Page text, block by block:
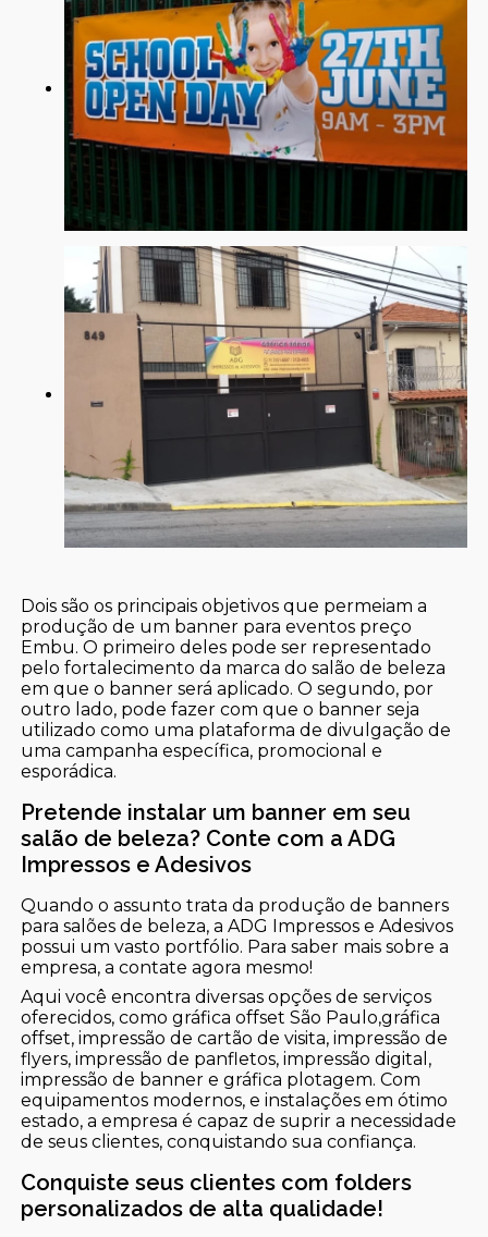
Dois são os principais objetivos que permeiam a
produção de um banner para eventos preço
Embu. O primeiro deles pode ser representado
pelo fortalecimento da marca do salão de beleza
em que o banner será aplicado. O segundo, por
outro lado, pode fazer com que o banner seja
utilizado como uma plataforma de divulgação de
uma campanha específica, promocional e
esporádica.
Pretende instalar um banner em seu
salão de beleza? Conte com a ADG
Impressos e Adesivos
Quando o assunto trata da produção de banners
para salões de beleza, a ADG Impressos e Adesivos
possui um vasto portfólio. Para saber mais sobre a
empresa, a contate agora mesmo!
Aqui você encontra diversas opções de serviços
oferecidos, como gráfica offset São Paulo,gráfica
offset, impressão de cartão de visita, impressão de
flyers, impressão de panfletos, impressão digital,
impressão de banner e gráfica plotagem. Com
equipamentos modernos, e instalações em ótimo
estado, a empresa é capaz de suprir a necessidade
de seus clientes, conquistando sua confiança.
Conquiste seus clientes com folders
personalizados de alta qualidade!